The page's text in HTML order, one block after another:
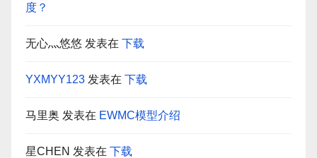
度？
无心灬悠悠 发表在 下载
YXMYY123 发表在 下载
马里奥 发表在 EWMC模型介绍
星CHEN 发表在 下载